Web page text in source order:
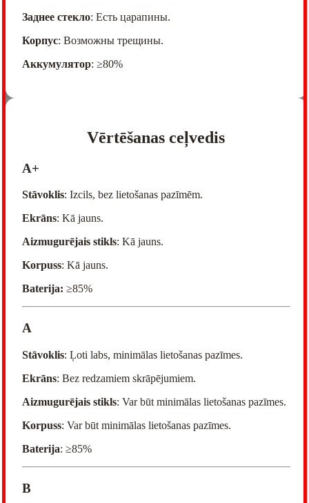
Заднее стекло: Есть царапины.
Корпус: Возможны трещины.
Аккумулятор: ≥80%
Vērtēšanas ceļvedis
A+
Stāvoklis: Izcils, bez lietošanas pazīmēm.
Ekrāns: Kā jauns.
Aizmugurējais stikls: Kā jauns.
Korpuss: Kā jauns.
Baterija: ≥85%
A
Stāvoklis: Ļoti labs, minimālas lietošanas pazīmes.
Ekrāns: Bez redzamiem skrāpējumiem.
Aizmugurējais stikls: Var būt minimālas lietošanas pazīmes.
Korpuss: Var būt minimālas lietošanas pazīmes.
Baterija: ≥85%
B